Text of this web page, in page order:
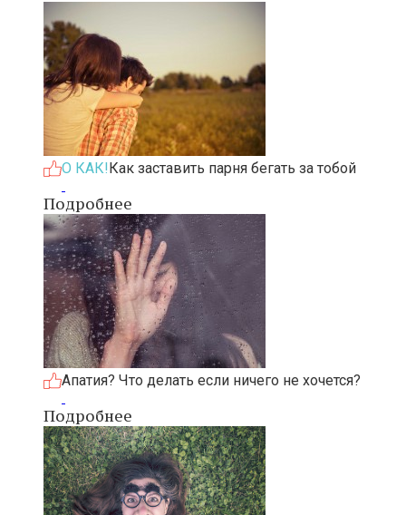
О КАК!Как заставить парня бегать за тобой
Подробнее
Апатия? Что делать если ничего не хочется?
Подробнее